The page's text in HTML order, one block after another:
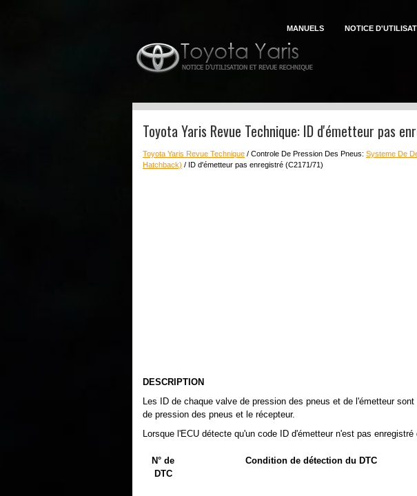
MANUELS NOTICE
Toyota Yaris Revue Technique: ID d'émetteur pas
Toyota Yaris Revue Technique / Controle De Pression Des Pneus: Systeme De
Hatchback) / ID d'émetteur pas enregistré (C2171/71)
DESCRIPTION
Les ID de chaque valve de pression des pneus et de l'émetteur
de pression des pneus et le récepteur.
Lorsque l'ECU détecte qu'un code ID d'émetteur n'est pas
N° de
DTC
Condition de détection du DTC